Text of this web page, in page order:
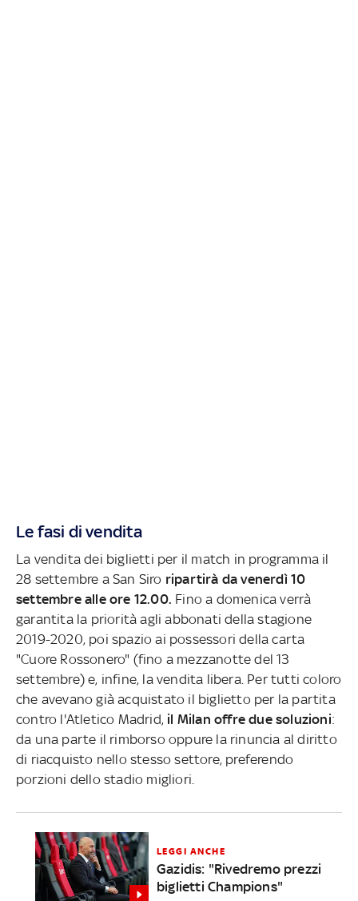
Le fasi di vendita
La vendita dei biglietti per il match in programma il
28 settembre a San Siro ripartirà da venerdì 10
settembre alle ore 12.00. Fino a domenica verrà
garantita la priorità agli abbonati della stagione
2019-2020, poi spazio ai possessori della carta
"Cuore Rossonero" (fino a mezzanotte del 13
settembre) e, infine, la vendita libera. Per tutti coloro
che avevano già acquistato il biglietto per la partita
contro l'Atletico Madrid, il Milan offre due soluzioni:
da una parte il rimborso oppure la rinuncia al diritto
di riacquisto nello stesso settore, preferendo
porzioni dello stadio migliori.
LEGGI ANCHE
Gazidis: "Rivedremo prezzi
biglietti Champions"